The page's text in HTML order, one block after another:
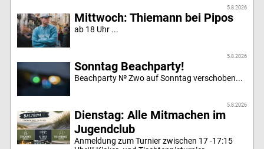
5.8.2026
Mittwoch: Thiemann bei Pipos
ab 18 Uhr ...
5.8.2026
Sonntag Beachparty!
Beachparty № Zwo auf Sonntag verschoben...
5.8.2026
Dienstag: Alle Mitmachen im
Jugendclub
Anmeldung zum Turnier zwischen 17 -17:15